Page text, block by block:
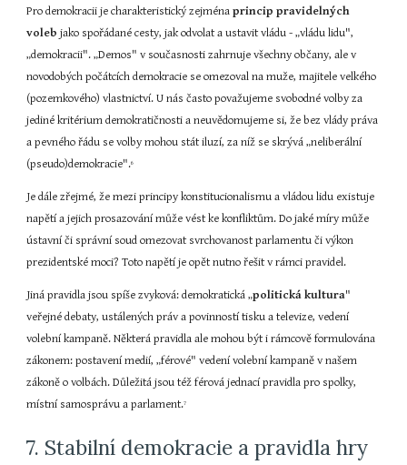
Pro demokracii je charakteristický zejména princip pravidelných
voleb jako spořádané cesty, jak odvolat a ustavit vládu - „vládu lidu",
„demokracii". „Demos" v současnosti zahrnuje všechny občany, ale v
novodobých počátcích demokracie se omezoval na muže, majitele velkého
(pozemkového) vlastnictví. U nás často považujeme svobodné volby za
jediné kritérium demokratičnosti a neuvědomujeme si, že bez vlády práva
a pevného řádu se volby mohou stát iluzí, za níž se skrývá „neliberální
(pseudo)demokracie".6
Je dále zřejmé, že mezi principy konstitucionalismu a vládou lidu existuje
napětí a jejich prosazování může vést ke konfliktům. Do jaké míry může
ústavní či správní soud omezovat svrchovanost parlamentu či výkon
prezidentské moci? Toto napětí je opět nutno řešit v rámci pravidel.
Jiná pravidla jsou spíše zvyková: demokratická „politická kultura"
veřejné debaty, ustálených práv a povinností tisku a televize, vedení
volební kampaně. Některá pravidla ale mohou být i rámcově formulována
zákonem: postavení medií, „férové" vedení volební kampaně v našem
zákoně o volbách. Důležitá jsou též férová jednací pravidla pro spolky,
místní samosprávu a parlament.7
7. Stabilní demokracie a pravidla hry